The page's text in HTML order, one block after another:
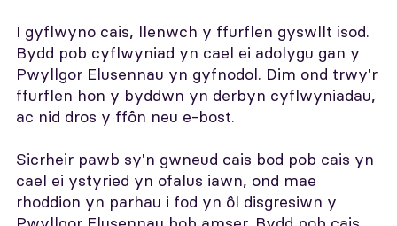
I gyflwyno cais, llenwch y ffurflen gyswllt isod.
Bydd pob cyflwyniad yn cael ei adolygu gan y
Pwyllgor Elusennau yn gyfnodol. Dim ond trwy'r
ffurflen hon y byddwn yn derbyn cyflwyniadau,
ac nid dros y ffôn neu e-bost.
Sicrheir pawb sy'n gwneud cais bod pob cais yn
cael ei ystyried yn ofalus iawn, ond mae
rhoddion yn parhau i fod yn ôl disgresiwn y